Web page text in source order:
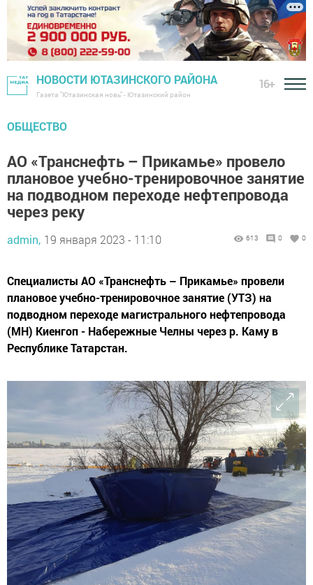
НОВОСТИ ЮТАЗИНСКОГО РАЙОНА
Газета "Ютазинская новь" - Ютазинский район
16+
ОБЩЕСТВО
АО «Транснефть – Прикамье» провело
плановое учебно-тренировочное занятие
на подводном переходе нефтепровода
через реку
admin, 19 января 2023 - 11:10 613 0 0
Специалисты АО «Транснефть – Прикамье» провели
плановое учебно-тренировочное занятие (УТЗ) на
подводном переходе магистрального нефтепровода
(МН) Киенгоп - Набережные Челны через р. Каму в
Республике Татарстан.